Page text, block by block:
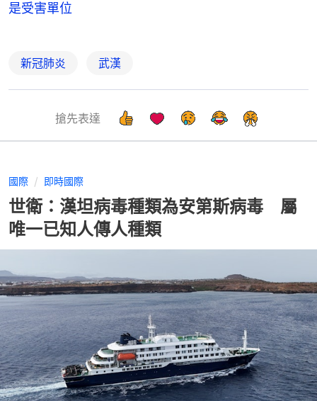
是受害單位
新冠肺炎 武漢
搶先表達
國際 即時國際
世衛：漢坦病毒種類為安第斯病毒 屬
唯一已知人傳人種類